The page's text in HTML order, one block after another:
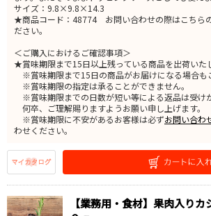
サイズ：9.8×9.8×14.3
★商品コード：48774 お問い合わせの際はこちら
ださい。
＜ご購入におけるご確認事項＞
★賞味期限まで15日以上残っている商品を出荷いた
※賞味期限まで15日の商品がお届けになる場合も
※賞味期限の指定は承ることができません。
※賞味期限までの日数が短い等による返品は受けか
何卒、ご理解賜りますようお願い申し上げます。
※賞味期限に不安があるお客様は必ずお問い合わ
わせください。
【業務用・食材】果肉入り